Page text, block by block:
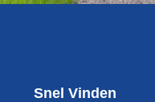
Snel Vinden